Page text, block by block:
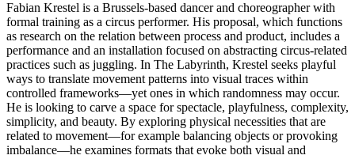
Fabian Krestel is a Brussels-based dancer and choreographer with
formal training as a circus performer. His proposal, which functions
as research on the relation between process and product, includes a
performance and an installation focused on abstracting circus-related
practices such as juggling. In The Labyrinth, Krestel seeks playful
ways to translate movement patterns into visual traces within
controlled frameworks—yet ones in which randomness may occur.
He is looking to carve a space for spectacle, playfulness, complexity,
simplicity, and beauty. By exploring physical necessities that are
related to movement—for example balancing objects or provoking
imbalance—he examines formats that evoke both visual and